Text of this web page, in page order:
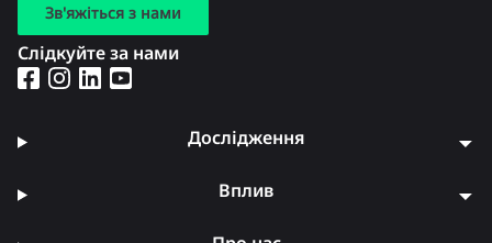
Зв'яжіться з нами
Слідкуйте за нами
Дослідження
Вплив